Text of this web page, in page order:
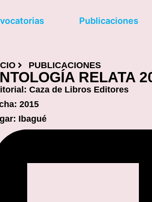
Publicaciones
PUBLICACIONES
RELATA
Caza de Libros Editores
2015
Ibagué